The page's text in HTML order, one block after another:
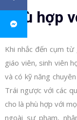
Phù hợp
Khi nhắc đến cụm từ
giáo viên, sinh viên
và có kỹ năng
Trái ngược với các
cho là phù hợp với
ngoài sư phạm,